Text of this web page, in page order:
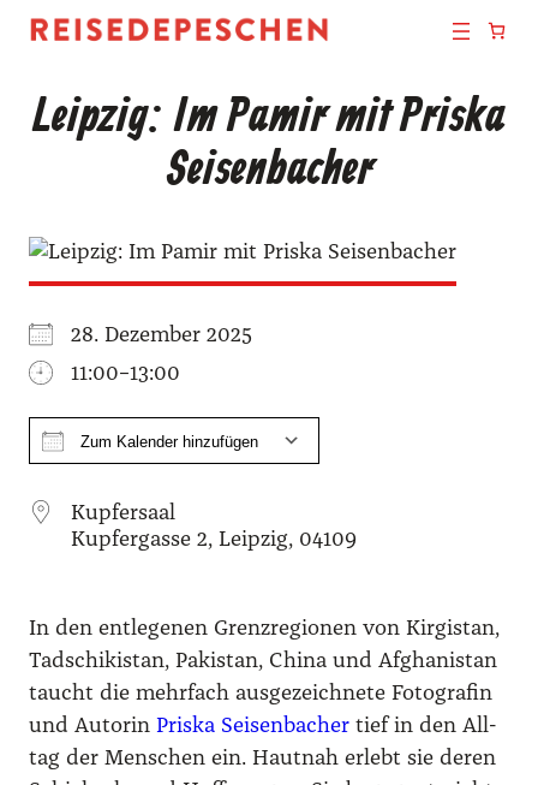
Leipzig: Im Pamir mit Priska
Seisenbacher
28. Dezem­ber 2025
11:00–13:00
Zum Kalender hinzufügen
Kup­fer­saal
Kup­fer­gas­se 2, Leip­zig, 04109
In den ent­le­ge­nen Grenz­re­gio­nen von Kir­gi­stan,
Tadschi­ki­stan, Paki­stan, Chi­na und Afgha­ni­stan
taucht die mehr­fach aus­ge­zeich­ne­te Foto­gra­fin
und Autorin Pris­ka Sei­sen­ba­cher tief in den All­
tag der Men­schen ein. Haut­nah erlebt sie deren